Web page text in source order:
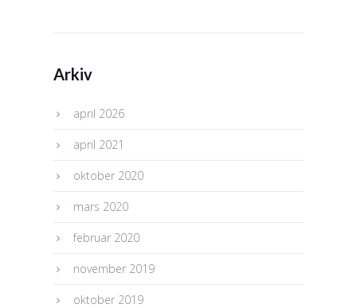
Arkiv
april 2026
april 2021
oktober 2020
mars 2020
februar 2020
november 2019
oktober 2019